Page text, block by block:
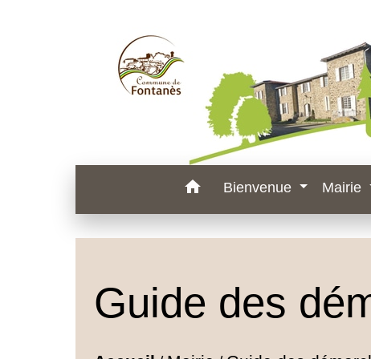
home Bienvenue Mairie
Guide des